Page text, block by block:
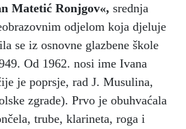
Matetić Ronjgov«, srednja
odjelom koja djeluje
se iz osnovne glazbene škole
Od 1962. nosi ime Ivana
je poprsje, rad J. Musulina,
zgrade). Prvo je obuhvaćala
trube, klarineta, roga i